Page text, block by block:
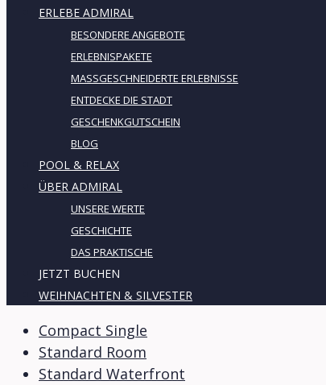
ERLEBE ADMIRAL
BESONDERE ANGEBOTE
ERLEBNISPAKETE
MASSGESCHNEIDERTE ERLEBNISSE
ENTDECKE DIE STADT
GESCHENKGUTSCHEIN
BLOG
POOL & RELAX
ÜBER ADMIRAL
UNSERE WERTE
GESCHICHTE
DAS PRAKTISCHE
JETZT BUCHEN
WEIHNACHTEN & SILVESTER
Compact Single
Standard Room
Standard Waterfront